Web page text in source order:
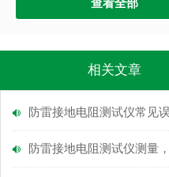
查看全部
相关文章